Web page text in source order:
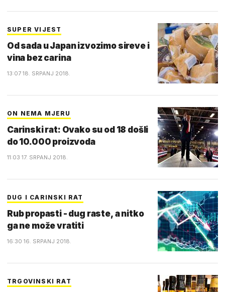
SUPER VIJEST
Od sada u Japan izvozimo sireve i
vina bez carina
13:07 18. SRPANJ 2018.
ON NEMA MJERU
Carinski rat: Ovako su od 18 došli
do 10.000 proizvoda
11:03 17. SRPANJ 2018.
DUG I CARINSKI RAT
Rub propasti - dug raste, a nitko
ga ne može vratiti
16:30 16. SRPANJ 2018.
TRGOVINSKI RAT